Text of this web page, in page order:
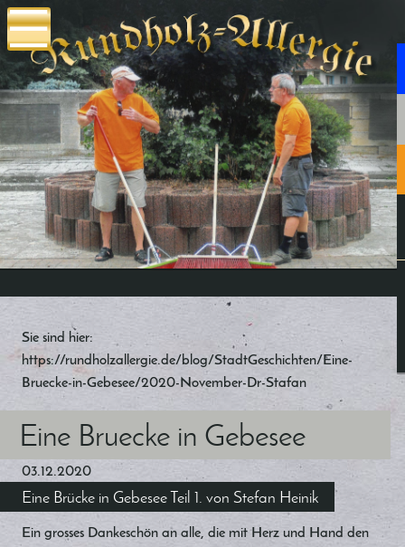
Sie sind hier:
https://rundholzallergie.de/blog/StadtGeschichten/Eine-
Bruecke-in-Gebesee/2020-November-Dr-Stafan
Eine Bruecke in Gebesee
03.12.2020
Eine Brücke in Gebesee Teil 1. von Stefan Heinik
Ein grosses Dankeschön an alle, die mit Herz und Hand den